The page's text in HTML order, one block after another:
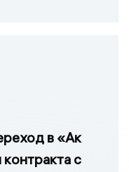
в «Ак
с